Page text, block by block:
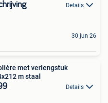
Details
30 jun 26
met verlengstuk
m staal
Details